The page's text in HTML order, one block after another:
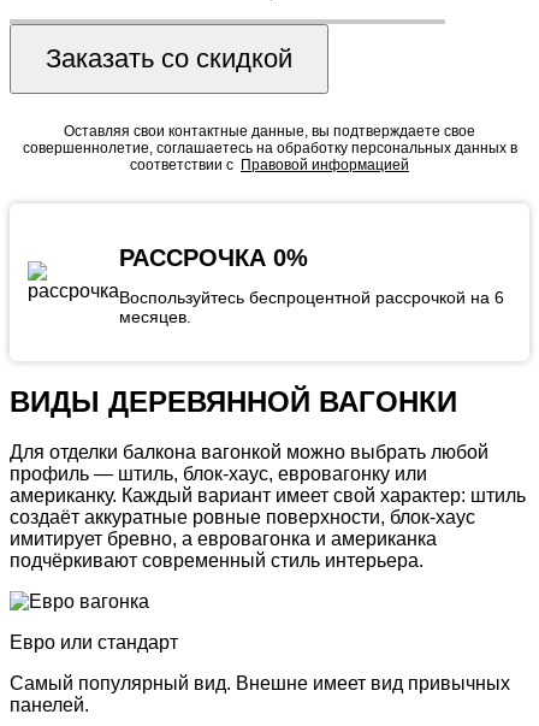
Заказать со скидкой
Оставляя свои контактные данные, вы подтверждаете свое
совершеннолетие, соглашаетесь на обработку персональных данных в
соответствии с Правовой информацией
РАССРОЧКА 0%
Воспользуйтесь беспроцентной рассрочкой на 6
месяцев.
ВИДЫ ДЕРЕВЯННОЙ ВАГОНКИ
Для отделки балкона вагонкой можно выбрать любой
профиль — штиль, блок-хаус, евровагонку или
американку. Каждый вариант имеет свой характер: штиль
создаёт аккуратные ровные поверхности, блок-хаус
имитирует бревно, а евровагонка и американка
подчёркивают современный стиль интерьера.
Евро или стандарт
Самый популярный вид. Внешне имеет вид привычных
панелей.